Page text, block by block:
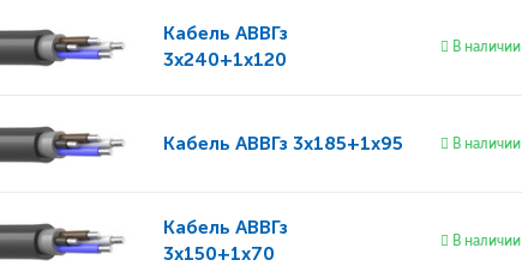
Кабель АВВГз
3x240+1x120
В наличии
Кабель АВВГз 3x185+1x95 В наличии
Кабель АВВГз
3x150+1x70
В наличии